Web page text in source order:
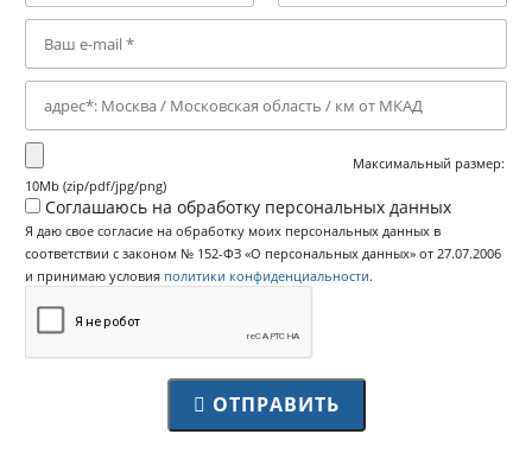
Максимальный размер:
10Mb (zip/pdf/jpg/png)
Соглашаюсь на обработку персональных данных
Я даю свое согласие на обработку моих персональных данных в
соответствии с законом № 152-ФЗ «О персональных данных» от 27.07.2006
и принимаю условия политики конфиденциальности.
ОТПРАВИТЬ